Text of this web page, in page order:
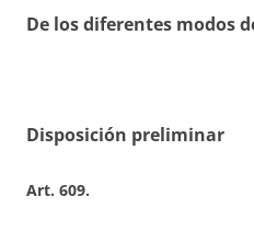
De los diferentes modos
Disposición preliminar
Art. 609.